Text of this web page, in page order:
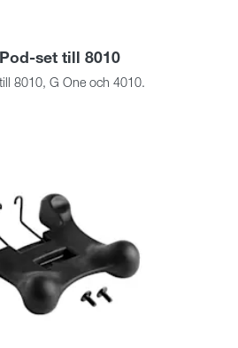
set till 8010
8010, G One och 4010.